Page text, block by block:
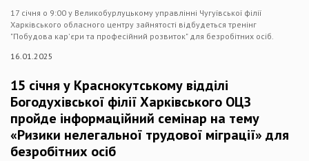
17 січня о 9:00 у Великобурлуцькому управлінні Чугуївської філії
Харківського обласного центру зайнятості відбудеться тренінг
"Побудова кар'єри та професійний розвиток" для безробітних осіб.
16.01.2025
15 січня у Краснокутському відділі
Богодухівської філії Харківського ОЦЗ
пройде інформаційний семінар на тему
«Ризики нелегальної трудової міграції» для
безробітних осіб